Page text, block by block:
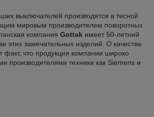
выключателей производятся в тесной
мировым производителем поворотных
компания Gottak имеет 50-летний
этих замечательных изделий. О качестве
факт, что продукция компании широко
производителями техники как Siemens и